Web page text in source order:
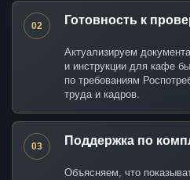
02 Готовность к
Актуализируем
и инструкции для кафе
по требованиям
труда и кадров.
03 Поддержка по
Объясняем, что